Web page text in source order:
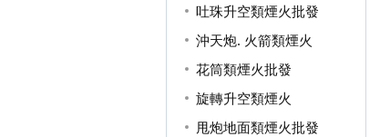
吐珠升空類煙火批發
沖天炮. 火箭類煙火
花筒類煙火批發
旋轉升空類煙火
甩炮地面類煙火批發